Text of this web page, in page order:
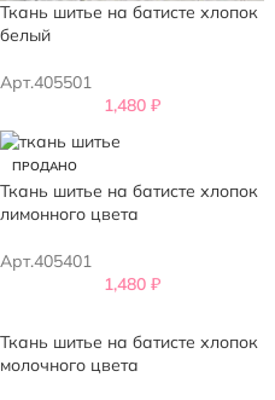
Ткань шитье на батисте хлопок
белый
Арт.405501
1,480 ₽
ПРОДАНО
Ткань шитье на батисте хлопок
лимонного цвета
Арт.405401
1,480 ₽
Ткань шитье на батисте хлопок
молочного цвета